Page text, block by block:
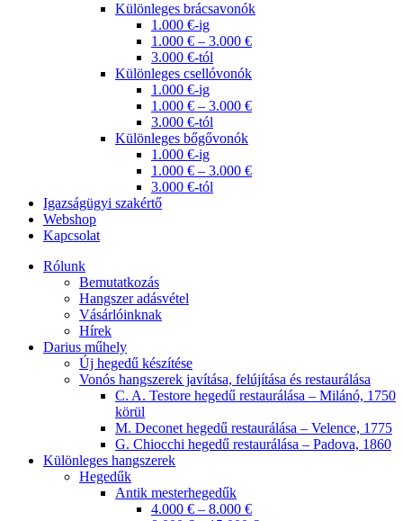
Különleges brácsavonók
1.000 €-ig
1.000 € – 3.000 €
3.000 €-tól
Különleges csellóvonók
1.000 €-ig
1.000 € – 3.000 €
3.000 €-tól
Különleges bőgővonók
1.000 €-ig
1.000 € – 3.000 €
3.000 €-tól
Igazságügyi szakértő
Webshop
Kapcsolat
Rólunk
Bemutatkozás
Hangszer adásvétel
Vásárlóinknak
Hírek
Darius műhely
Új hegedű készítése
Vonós hangszerek javítása, felújítása és restaurálása
C. A. Testore hegedű restaurálása – Milánó, 1750
körül
M. Deconet hegedű restaurálása – Velence, 1775
G. Chiocchi hegedű restaurálása – Padova, 1860
Különleges hangszerek
Hegedűk
Antik mesterhegedűk
4.000 € – 8.000 €